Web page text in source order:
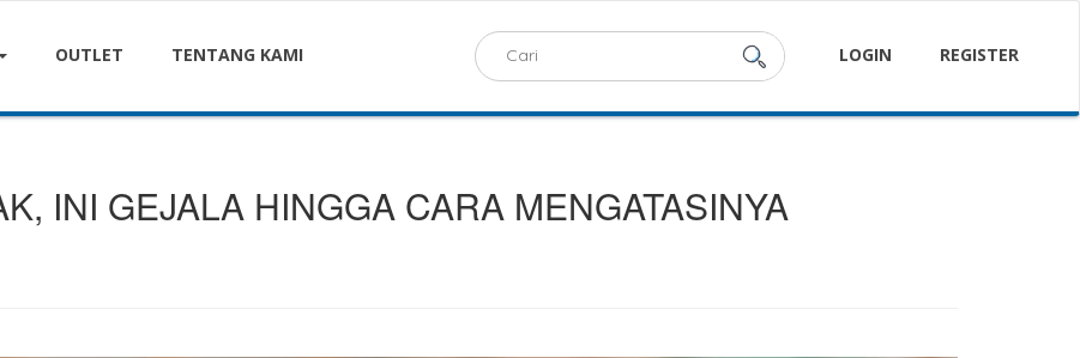
OUTLET TENTANG KAMI LOGIN REGISTER
INI GEJALA HINGGA CARA MENGATASINYA